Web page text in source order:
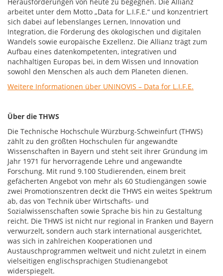
arbeitet unter dem Motto „Data for L.I.F.E.“ und konzentriert
sich dabei auf lebenslanges Lernen, Innovation und
Integration, die Förderung des ökologischen und digitalen
Wandels sowie europäische Exzellenz. Die Allianz trägt zum
Aufbau eines datenkompetenten, integrativen und
nachhaltigen Europas bei, in dem Wissen und Innovation
sowohl den Menschen als auch dem Planeten dienen.
Weitere Informationen über UNINOVIS – Data for L.I.F.E.
Über die THWS
Die Technische Hochschule Würzburg-Schweinfurt (THWS)
zählt zu den größten Hochschulen für angewandte
Wissenschaften in Bayern und steht seit ihrer Gründung im
Jahr 1971 für hervorragende Lehre und angewandte
Forschung. Mit rund 9.100 Studierenden, einem breit
gefächerten Angebot von mehr als 60 Studiengängen sowie
zwei Promotionszentren deckt die THWS ein weites Spektrum
ab, das von Technik über Wirtschafts- und
Sozialwissenschaften sowie Sprache bis hin zu Gestaltung
reicht. Die THWS ist nicht nur regional in Franken und Bayern
verwurzelt, sondern auch stark international ausgerichtet,
was sich in zahlreichen Kooperationen und
Austauschprogrammen weltweit und nicht zuletzt in einem
vielseitigen englischsprachigen Studienangebot
widerspiegelt.